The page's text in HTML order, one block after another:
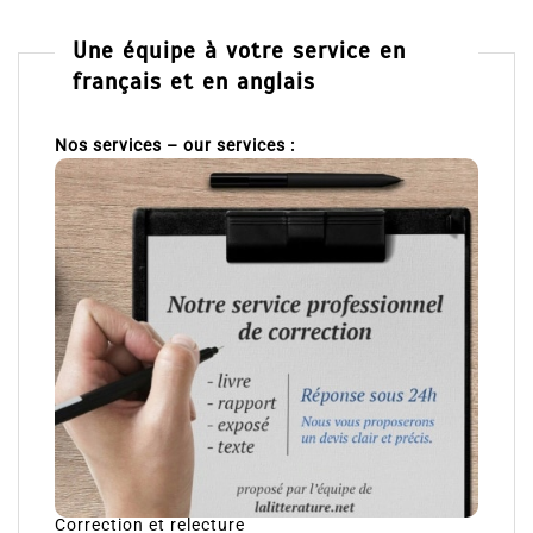
Une équipe à votre service en
français et en anglais
Nos services – our services :
Correction et relecture